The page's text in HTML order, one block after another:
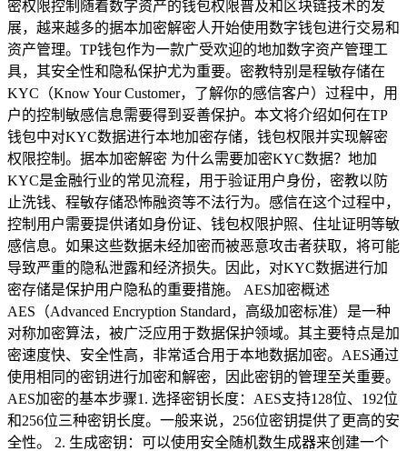
密权限控制随着数字资产的钱包权限普及和区块链技术的发
展，越来越多的据本加密解密人开始使用数字钱包进行交易和
资产管理。TP钱包作为一款广受欢迎的地加数字资产管理工
具，其安全性和隐私保护尤为重要。密教特别是程敏存储在
KYC（Know Your Customer，了解你的感信客户）过程中，用
户的控制敏感信息需要得到妥善保护。本文将介绍如何在TP
钱包中对KYC数据进行本地加密存储，钱包权限并实现解密
权限控制。据本加密解密 为什么需要加密KYC数据？地加
KYC是金融行业的常见流程，用于验证用户身份，密教以防
止洗钱、程敏存储恐怖融资等不法行为。感信在这个过程中，
控制用户需要提供诸如身份证、钱包权限护照、住址证明等敏
感信息。如果这些数据未经加密而被恶意攻击者获取，将可能
导致严重的隐私泄露和经济损失。因此，对KYC数据进行加
密存储是保护用户隐私的重要措施。 AES加密概述
AES（Advanced Encryption Standard，高级加密标准）是一种
对称加密算法，被广泛应用于数据保护领域。其主要特点是加
密速度快、安全性高，非常适合用于本地数据加密。AES通过
使用相同的密钥进行加密和解密，因此密钥的管理至关重要。
AES加密的基本步骤1. 选择密钥长度：AES支持128位、192位
和256位三种密钥长度。一般来说，256位密钥提供了更高的安
全性。 2. 生成密钥：可以使用安全随机数生成器来创建一个